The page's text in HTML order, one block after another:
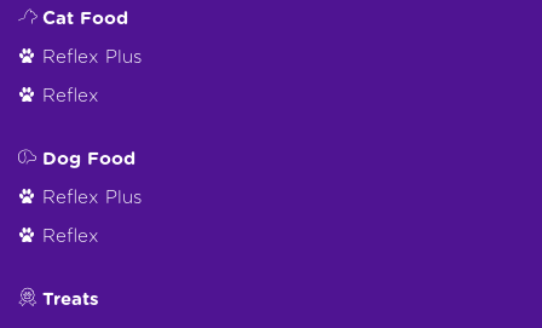
Cat Food
Reflex Plus
Reflex
Dog Food
Reflex Plus
Reflex
Treats